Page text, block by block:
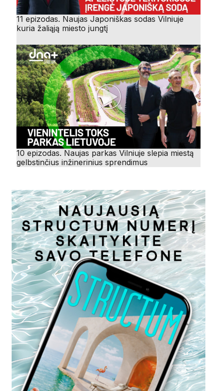
11 epizodas. Naujas Japoniškas sodas Vilniuje
kuria žaliąją miesto jungtį
10 epizodas. Naujas parkas Vilniuje slepia miestą
gelbstinčius inžinerinius sprendimus